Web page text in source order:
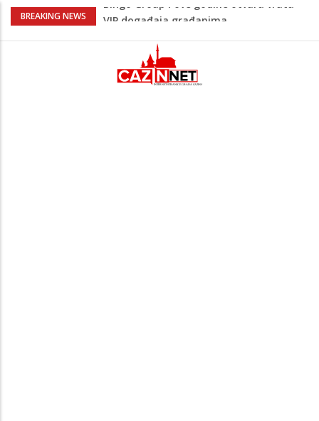
BREAKING NEWS
Lepa Brena pala na koncertu u Budvi
na njenom koncertu ako nije pala"
Na Ahiret preselio BEKTAŠEVIĆ (HUSEIN)
HUSEIN-BEKTAŠ